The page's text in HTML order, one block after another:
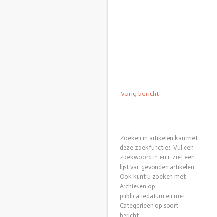
navigatie
Vorig bericht
Zoeken in artikelen kan met
deze zoekfuncties. Vul een
zoekwoord in en u ziet een
lijst van gevonden artikelen.
Ook kunt u zoeken met
Archieven op
publicatiedatum en met
Categorieën op soort
bericht.